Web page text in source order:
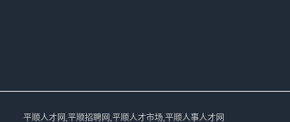
平顺人才网,平顺招聘网,平顺人才市场,平顺人事人才网